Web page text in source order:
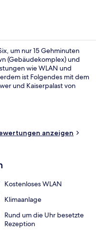
um nur 15 Gehminuten
(Gebäudekomplex) und
wie WLAN und
ist Folgendes mit dem
und Kaiserpalast von
Roppongi-itchōme sind es
anzeigen
Kostenloses WLAN
Klimaanlage
Rund um die Uhr besetzte
Rezeption